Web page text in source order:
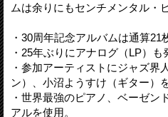
ムは余りにもセンチメンタル・
・30周年記念アルバムは通算21
・25年ぶりにアナログ（LP）も
・参加アーティストにジャズ界
ン）、小沼ようすけ（ギター）
・世界最強のピアノ、ベーゼン
アルを使用。